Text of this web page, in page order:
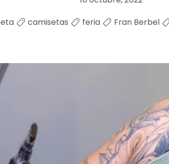
camisetas feria Fran Berbel